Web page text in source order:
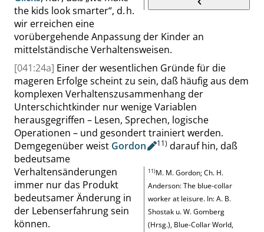
the kids look smarter“, d. h.
wir erreichen eine
vorübergehende Anpassung der Kinder an
mittelständische Verhaltensweisen.
[041:24a] Einer der wesentlichen Gründe für die
mageren Erfolge scheint zu sein, daß häufig aus dem
komplexen Verhaltenszusammenhang der
Unterschichtkinder nur wenige Variablen
herausgegriffen – Lesen, Sprechen, logische
Operationen – und gesonderttrainiert werden.
Demgegenüberweist Gordon 11)
11)M. M. Gordon; Ch. H.
Anderson: The blue-collar
worker at leisure. In: A. B.
Shostak u. W. Gomberg
(Hrsg.), Blue-Collar World,
darauf hin, daß
bedeutsame
Verhaltensänderungen
immer nur das Produkt
bedeutsamer Änderung in
der Lebenserfahrung sein
können.